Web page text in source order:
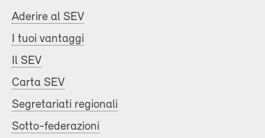
Aderire al SEV
I tuoi vantaggi
Il SEV
Carta SEV
Segretariati regionali
Sotto-federazioni